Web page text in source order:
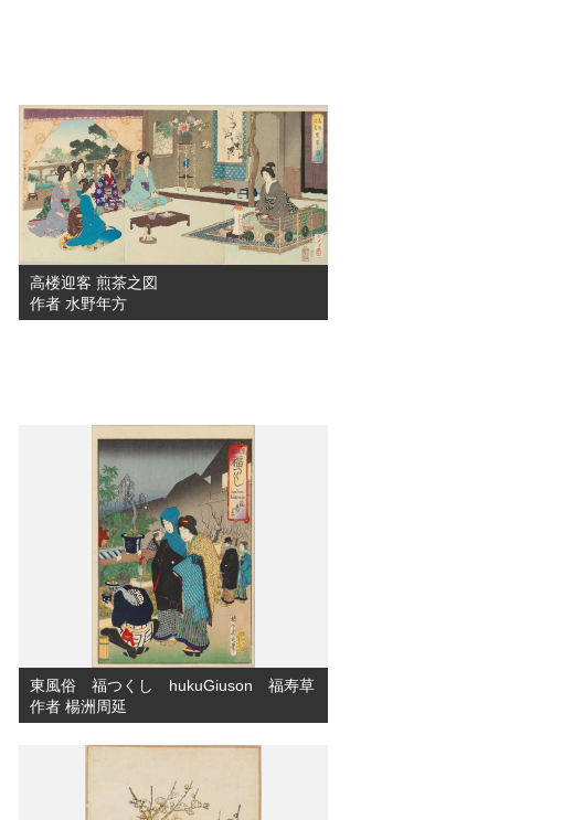
高楼迎客 煎茶之図
作者 水野年方
東風俗 福つくし hukuGiuson 福寿草
作者 楊洲周延